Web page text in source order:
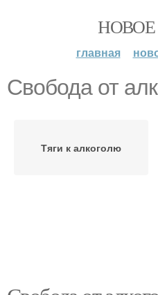
НОВОЕ
главная
Свобода от
Тяги к алкоголю